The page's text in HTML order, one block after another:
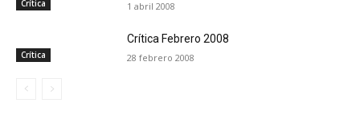
Crítica 1 abril 2008
Crítica
Crítica Febrero 2008
28 febrero 2008